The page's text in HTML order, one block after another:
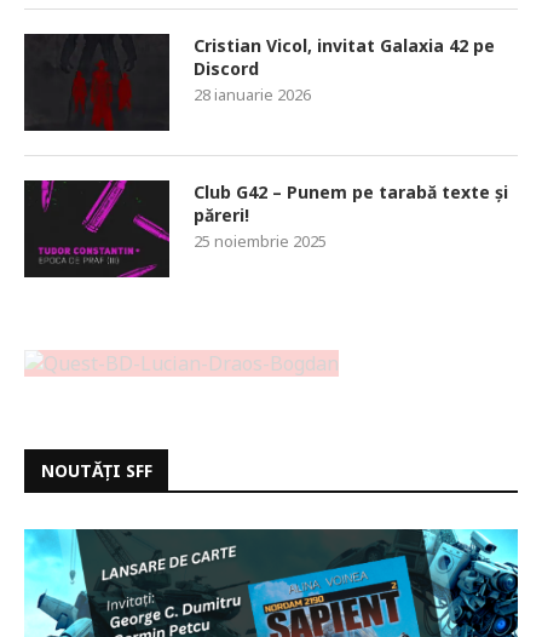
Cristian Vicol, invitat Galaxia 42 pe
Discord
28 ianuarie 2026
Club G42 – Punem pe tarabă texte și
păreri!
25 noiembrie 2025
NOUTĂȚI SFF